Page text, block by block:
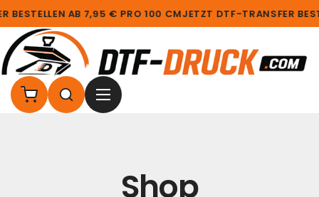
AB 7,95 € PRO 100 CMJETZT DTF-TRANSFER
Shop